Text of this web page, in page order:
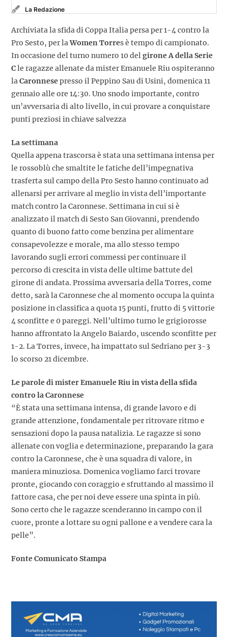
La Redazione
Archiviata la sfida di Coppa Italia persa per 1-4 contro la
Pro Sesto, per laWomen Torres è tempo di campionato.
In occasione del turno numero 10 delgirone A della Serie
Cle ragazze allenate da mister Emanuele Riu ospiteranno
laCaronnesepresso il Peppino Sau di Usini, domenica 11
gennaio alle ore 14:30. Uno snodo importante, contro
un’avversaria di alto livello, in cui provare a conquistare
punti preziosi in chiave salvezza
La settimana
Quella appena trascorsa è stata una settimana intensa per
le rossoblù che smaltite le fatiche dell’impegnativa
trasferta sul campo della Pro Sesto hanno continuato ad
allenarsi per arrivare al meglio in vista dell’importante
match contro la Caronnese. Settimana in cui si è
analizzato il match di Sesto San Giovanni, prendendo
quanto di buono fatto come benzina per alimentare
consapevolezze e morale, ma allo stesso tempo
lavorando sugli errori commessi per continuare il
percorso di crescita in vista delle ultime battute del
girone di andata. Prossima avversaria della Torres, come
detto, sarà la Caronnese che al momento occupa la quinta
posizione in classifica a quota 15 punti, frutto di 5 vittorie
4 sconfitte e 0 pareggi. Nell’ultimo turno le grigiorosse
hanno affrontato la Angelo Baiardo, uscendo sconfitte per
1-2. La Torres, invece, ha impattato sul Sedriano per 3-3
lo scorso 21 dicembre.
Le parole di mister Emanuele Riu in vista della sfida
contro la Caronnese
“È stata una settimana intensa, di grande lavoro e di
grande attenzione, fondamentale per ritrovare ritmo e
sensazioni dopo la pausa natalizia. Le ragazze si sono
allenate con voglia e determinazione, preparando la gara
contro la Caronnese, che è una squadra di valore, in
maniera minuziosa. Domenica vogliamo farci trovare
pronte, giocando con coraggio e sfruttando al massimo il
fattore casa, che per noi deve essere una spinta in più.
Sono certo che le ragazze scenderanno in campo con il
cuore, pronte a lottare su ogni pallone e a vendere cara la
pelle”.
Fonte Comunicato Stampa